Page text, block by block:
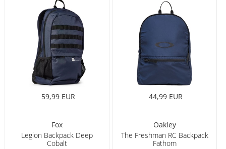
59,99 EUR
Fox
Legion Backpack Deep
Cobalt
44,99 EUR
Oakley
The Freshman RC Backpack
Fathom